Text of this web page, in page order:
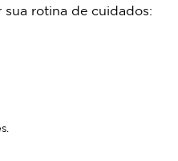
rotina de cuidados: